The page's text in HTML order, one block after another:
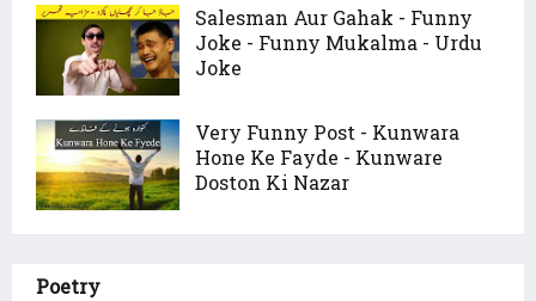
Salesman Aur Gahak - Funny
Joke - Funny Mukalma - Urdu
Joke
Very Funny Post - Kunwara
Hone Ke Fayde - Kunware
Doston Ki Nazar
Poetry